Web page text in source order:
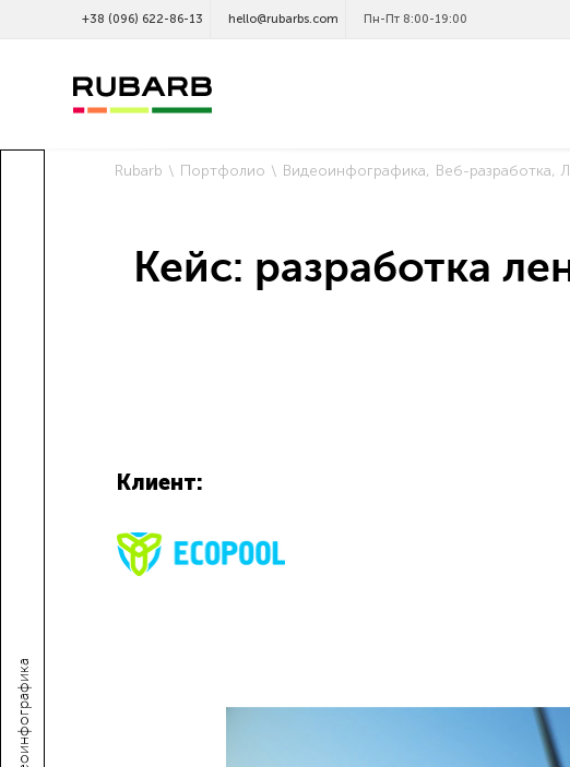
+38 (096) 622-86-13 hello@rubarbs.com Пн-Пт 8:00-19:00
Видеоинфографика
Rubarb Портфолио Видеоинфографика Веб-разработка
Кейс: разработка
Клиент: